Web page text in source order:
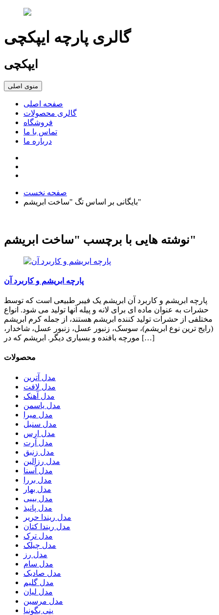
گالری پارچه ایپکچی
ایپکچی
منوی اصلی
صفحه اصلی
گالری محصولات
فروشگاه
تماس با ما
درباره ما
صفحه نخست
بایگانی بر اساس تگ "ساخت ابریشم"
نوشته هایی با برچسب "ساخت ابریشم"
پارچه ابریشم و کاربرد آن
پارچه ابریشم و کاربرد آن ابریشم یک فیبر طبیعی است که توسط
حشرات به عنوان ماده ای برای لانه و پیله آنها تولید می شود. انواع
مختلفی از حشرات تولید کننده ابریشم هستند، از جمله کرم ابریشم
(رایج ترین نوع ابریشم)، سوسک، زنبور عسل، زنبور عسل، شاخدار،
مورچه بافنده و بسیاری دیگر. ابریشم که در […]
محصولات
مدل آترین
مدل لافت
مدل آهنک
مدل یاسمن
مدل میرا
مدل سنبل
مدل ارس
مدل آرت
مدل زنبق
مدل رزالین
مدل آسنا
مدل بررا
مدل بهار
مدل بیبی
مدل پانیذ
مدل ریندا حریر
مدل ریندا کتان
مدل ترک
مدل چیلک
مدل رز
مدل سام
مدل صادیک
مدل گلیم
مدل لیان
مدل مرسین
ینی بگونیا